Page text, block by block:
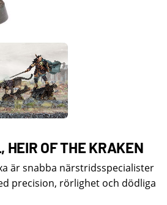
HEIR OF THE KRAKEN
är snabba närstridsspecialister
precision, rörlighet och dödliga